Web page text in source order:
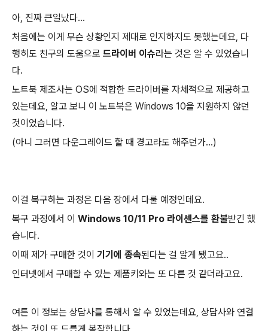
아, 진짜 큰일났다...
처음에는 이게 무슨 상황인지 제대로 인지하지도 못했는데요, 다
행히도 친구의 도움으로 드라이버 이슈라는 것은 알 수 있었습니
다.
노트북 제조사는 OS에 적합한 드라이버를 자체적으로 제공하고
있는데요, 알고 보니 이 노트북은 Windows 10을 지원하지 않던
것이었습니다.
(아니 그러면 다운그레이드 할 때 경고라도 해주던가...)
이걸 복구하는 과정은 다음 장에서 다룰 예정인데요.
복구 과정에서 이 Windows 10/11 Pro 라이센스를 환불받긴 했
습니다.
이때 제가 구매한 것이 기기에 종속된다는 걸 알게 됐고요..
인터넷에서 구매할 수 있는 제품키와는 또 다른 것 같더라고요.
여튼 이 정보는 상담사를 통해서 알 수 있었는데요, 상담사와 연결